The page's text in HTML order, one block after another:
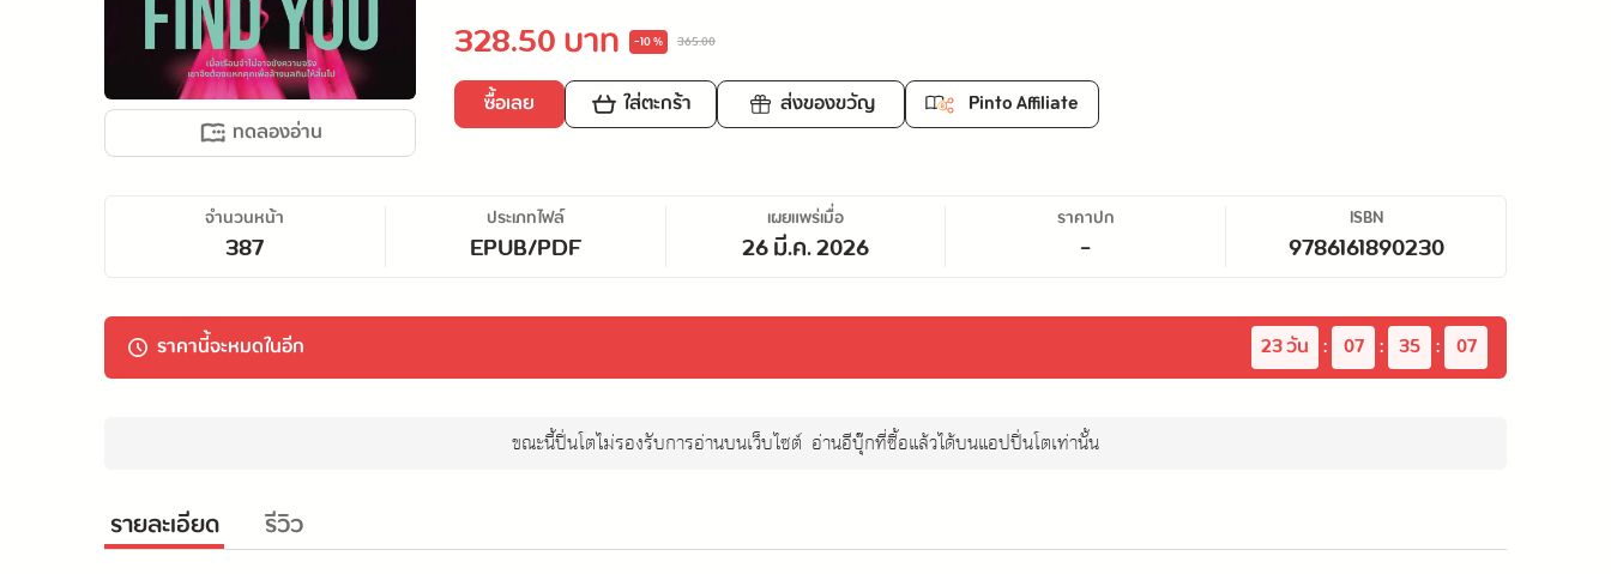
ทดลองอ่าน
328.50 บาท -10 % 365.00
ซื้อเลย ใส่ตะกร้า ส่งของขวัญ Pinto Affiliate
จำนวนหน้า
387
ประเภทไฟล์
EPUB/PDF
เผยแพร่เมื่อ
26 มี.ค. 2026
ราคาปก
-
ISBN
9786161890230
ราคานี้จะหมดในอีก 23 วัน : 07 : 35 : 06
ขณะนี้ปิ่นโตไม่รองรับการอ่านบนเว็บไซต์ อ่านอีบุ๊กที่ซื้อแล้วได้บนแอปปิ่นโตเท่านั้น
รายละเอียด รีวิว